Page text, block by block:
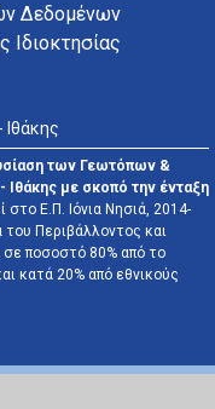
Δεδομένων
Ιδιοκτησίας
των Γεωτόπων &
με σκοπό την ένταξη
στο Ε.Π. Ιόνια Νησιά, 2014-
Περιβάλλοντος και
σε ποσοστό 80% από το
κατά 20% από εθνικούς